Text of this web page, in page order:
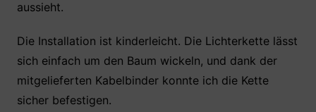
aussieht.
Die Installation ist kinderleicht. Die Lichterkette lässt
sich einfach um den Baum wickeln, und dank der
mitgelieferten Kabelbinder konnte ich die Kette
sicher befestigen.